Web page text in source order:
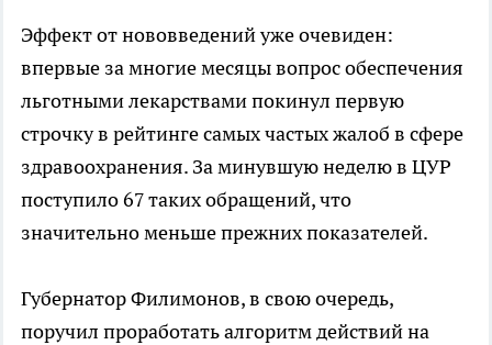
Эффект от нововведений уже очевиден:
впервые за многие месяцы вопрос обеспечения
льготными лекарствами покинул первую
строчку в рейтинге самых частых жалоб в сфере
здравоохранения. За минувшую неделю в ЦУР
поступило 67 таких обращений, что
значительно меньше прежних показателей.
Губернатор Филимонов, в свою очередь,
поручил проработать алгоритм действий на